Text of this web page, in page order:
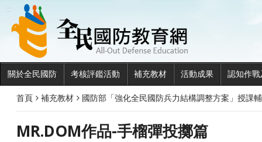
:::
關於全民國防 考核評鑑活動 補充教材 活動成果 認知作
首頁 補充教材 國防部「強化全民國防兵力結構調整方案」授課
MR.DOM作品-手榴彈投擲篇